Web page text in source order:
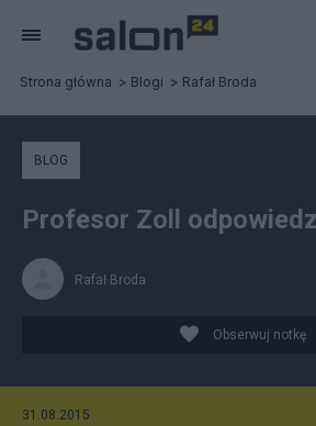
Strona główna Blogi Rafał Broda
BLOG
Profesor Zoll
Rafał Broda
Obserwuj notkę
31.08.2015